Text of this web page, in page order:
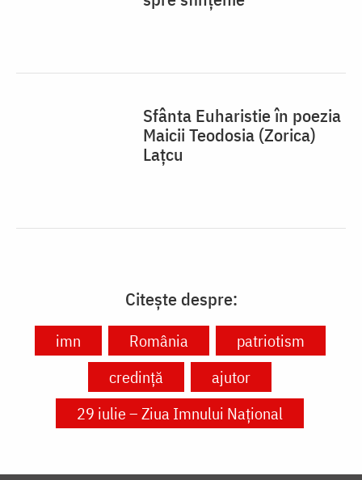
Sfânta Euharistie în poezia
Maicii Teodosia (Zorica)
Lațcu
Citește despre:
imn România
patriotism
credință
ajutor
29 iulie – Ziua Imnului Național